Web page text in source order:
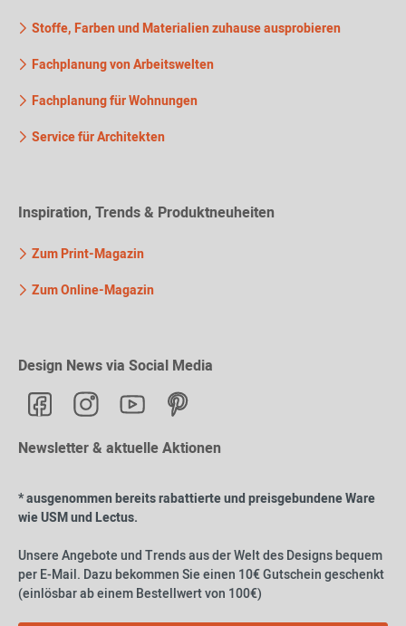
Stoffe, Farben und Materialien zuhause ausprobieren
Fachplanung von Arbeitswelten
Fachplanung für Wohnungen
Service für Architekten
Inspiration, Trends & Produktneuheiten
Zum Print-Magazin
Zum Online-Magazin
Design News via Social Media
Newsletter & aktuelle Aktionen
* ausgenommen bereits rabattierte und preisgebundene Ware
wie USM und Lectus.
Unsere Angebote und Trends aus der Welt des Designs bequem
per E-Mail. Dazu bekommen Sie einen 10€ Gutschein geschenkt
(einlösbar ab einem Bestellwert von 100€)